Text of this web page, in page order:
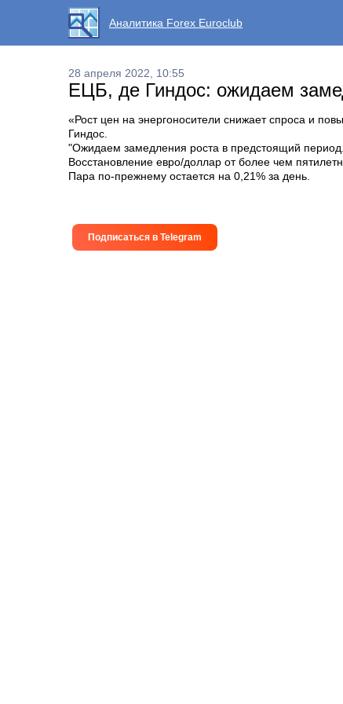
Аналитика Forex Euroclub
28 апреля 2022, 10:55
ЕЦБ, де Гиндос: ожидаем
«Рост цен на энергоносители снижает спроса и
Гиндос.
"Ожидаем замедления роста в предстоящий
Восстановление евро/доллар от более чем
Пара по-прежнему остается на 0,21% за день.
Подписаться в Telegram